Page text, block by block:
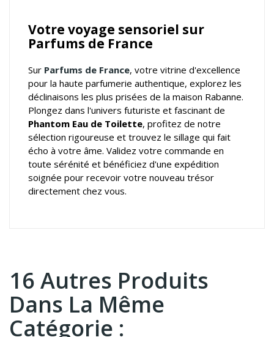
Votre voyage sensoriel sur
Parfums de France
Sur Parfums de France, votre vitrine d'excellence
pour la haute parfumerie authentique, explorez les
déclinaisons les plus prisées de la maison Rabanne.
Plongez dans l'univers futuriste et fascinant de
Phantom Eau de Toilette, profitez de notre
sélection rigoureuse et trouvez le sillage qui fait
écho à votre âme. Validez votre commande en
toute sérénité et bénéficiez d'une expédition
soignée pour recevoir votre nouveau trésor
directement chez vous.
16 Autres Produits
Dans La Même
Catégorie :